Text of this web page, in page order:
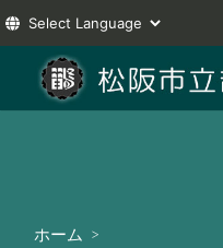
テ
ホーム >